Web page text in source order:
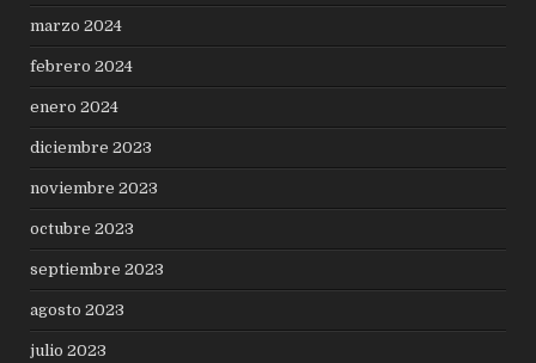
marzo 2024
febrero 2024
enero 2024
diciembre 2023
noviembre 2023
octubre 2023
septiembre 2023
agosto 2023
julio 2023